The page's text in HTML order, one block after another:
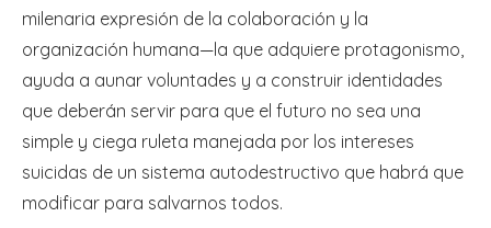
milenaria expresión de la colaboración y la
organización humana—la que adquiere protagonismo,
ayuda a aunar voluntades y a construir identidades
que deberán servir para que el futuro no sea una
simple y ciega ruleta manejada por los intereses
suicidas de un sistema autodestructivo que habrá que
modificar para salvarnos todos.